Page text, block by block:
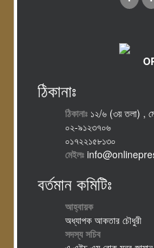
ঠিকানাঃ
ঠিকানাঃ ১২/৬ (৩য় তলা) ,
০২-৯১২৩৭০৬
০১৭২২১৫৮১৩০
মেইলঃ
বর্তমান কমিটিঃ
আহ্বায়ক
অধ্যাপক আকতার চৌধুরী
সদস্য সচিব